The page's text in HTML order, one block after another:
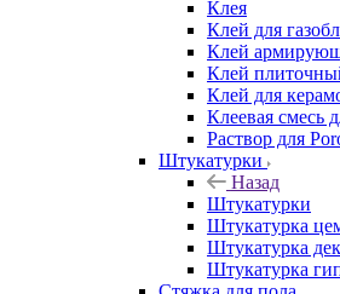
Клея
Клей для
Клей
Клей
Клей для
Клеевая смесь
Раствор для
Штукатурки
Назад
Штукатурки
Штукатурка
Штукатурка
Штукатурка